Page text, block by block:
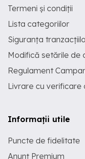
Termeni și condiții
Lista categoriilor
Siguranța
Modifică setările de
Regulament
Livrare cu verificare
Informații utile
Puncte de fidelitate
Anunț Premium